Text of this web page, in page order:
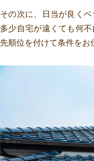
その次に、日当が良く
多少自宅が遠くても何
先順位を付けて条件をお